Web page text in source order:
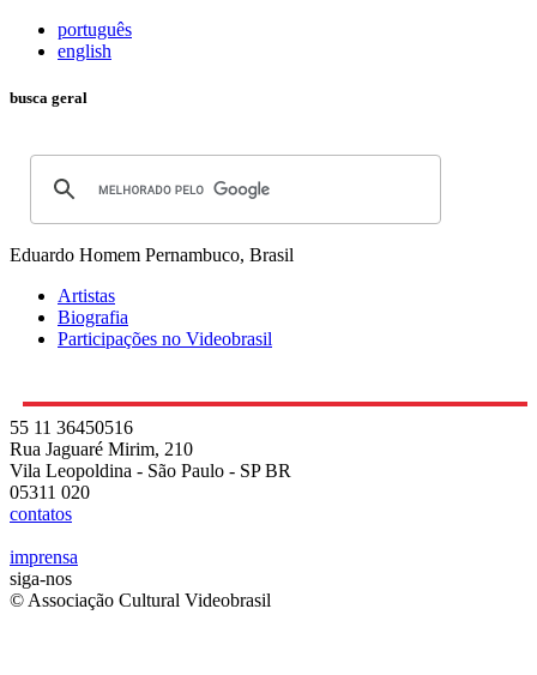
português
english
busca geral
Eduardo Homem Pernambuco, Brasil
Artistas
Biografia
Participações no Videobrasil
55 11 36450516
Rua Jaguaré Mirim, 210
Vila Leopoldina - São Paulo - SP BR
05311 020
contatos
imprensa
siga-nos
© Associação Cultural Videobrasil